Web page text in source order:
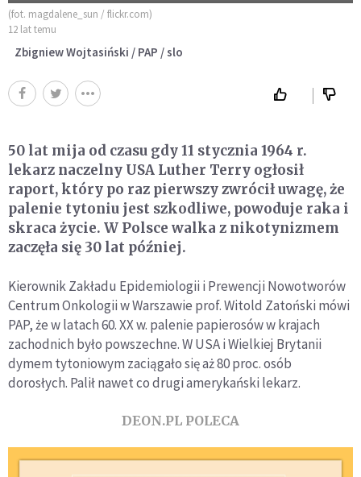
(fot. magdalene_sun / flickr.com)
12 lat temu
Zbigniew Wojtasiński / PAP / slo
50 lat mija od czasu gdy 11 stycznia 1964 r.
lekarz naczelny USA Luther Terry ogłosił
raport, który po raz pierwszy zwrócił uwagę, że
palenie tytoniu jest szkodliwe, powoduje raka i
skraca życie. W Polsce walka z nikotynizmem
zaczęła się 30 lat później.
Kierownik Zakładu Epidemiologii i Prewencji Nowotworów
Centrum Onkologii w Warszawie prof. Witold Zatoński mówi
PAP, że w latach 60. XX w. palenie papierosów w krajach
zachodnich było powszechne. W USA i Wielkiej Brytanii
dymem tytoniowym zaciągało się aż 80 proc. osób
dorosłych. Palił nawet co drugi amerykański lekarz.
DEON.PL POLECA